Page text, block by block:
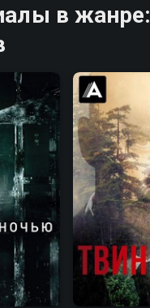
в жанре:
8.4 8.7